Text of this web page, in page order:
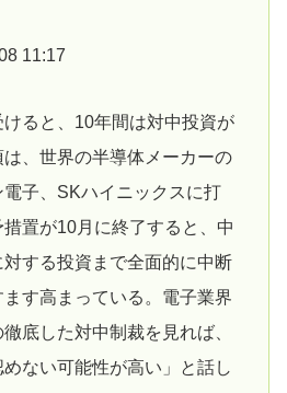
11:17
ると、10年間は対中投資が
、世界の半導体メーカーの
子、SKハイニックスに打
置が10月に終了すると、中
する投資まで全面的に中断
す高まっている。電子業界
底した対中制裁を見れば、
ない可能性が高い」と話し